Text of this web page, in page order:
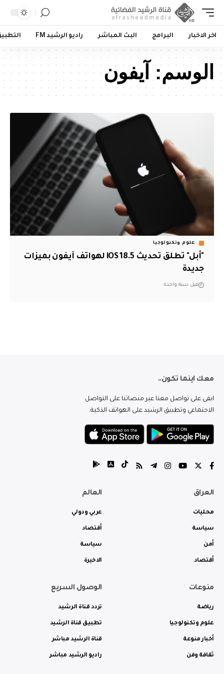
اخر الاخبار البرامج البث المباشر راديو الرشيد FM
الوسم: آيفون
علوم وتكنولوجيا
"أبل" تطلق تحديث iOS 18.5 لهواتف آيفون بميزات
جديدة
قبل سنة واحدة
معك اينما تكون..
ابقى على تواصل معنا عبر منصاتنا على التواصل
الاجتماعي وتطبيق الرشيد على الهواتف الذكية.
العراق
محليات
سياسة
أمن
أقتصاد
العالم
عربي ودولي
أقتصاد
سياسة
الاخيرة
منوعات
رياضة
علوم وتكنولوجيا
أخبار منوعة
ثقافة وفن
الوصول السريع
تردد قناة الرشيد
تطبيق قناة الرشيد
قناة الرشيد مباشر
راديو الرشيد مباشر